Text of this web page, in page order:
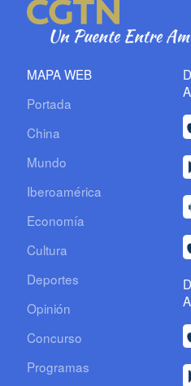
MAPA WEB
Portada
China
Mundo
Iberoamérica
Economía
Cultura
Deportes
Opinión
Concurso
Programas